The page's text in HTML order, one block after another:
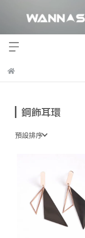
鋼飾耳環
預設排序